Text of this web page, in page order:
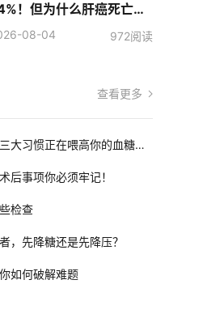
！但为什么肝癌死亡人
而增加了？
08-04 972阅读
查看更多
大习惯正在喂高你的血糖！
？| 联合国糖尿病日
后事项你必须牢记！
检查
，先降糖还是先降压？
如何破解难题